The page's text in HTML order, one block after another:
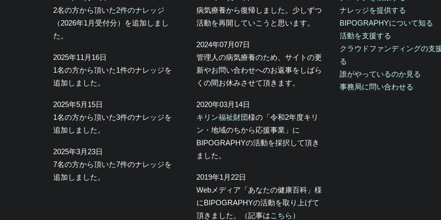
2名の方から頂いた2件のナレッジ
（2026年1月受付分）を追加しまし
た。
2025年11月16日
1名の方から頂いた1件のナレッジを
追加しました。
2025年5月15日
1名の方から頂いた3件のナレッジを
追加しました。
2025年3月23日
7名の方から頂いた7件のナレッジを
追加しました。
病気療養から復帰しました。少しずつ
活動を再開していこうと思います。
2024年07月07日
管理人の病気療養のため、サイトの更
新やお問い合わせへのお返事をしばら
くの間お休みさせて頂きます。
2020年03月14日
キリン福祉財団様の「令和2年度キリ
ン・地域のちから応援事業」に
BIPOGRAPHYの活動を採択して頂き
ました。
2019年1月22日
Webメディア「あなたの健康百科」様
にBIPOGRAPHYの活動を取り上げて
頂きました。（記事はこちら ）
ナレッジを提供する
BIPOGRAPHYについて知る
活動を支援する
クラウドファンディングの支
る
誰がやっているのか見る
事務局に問い合わせる